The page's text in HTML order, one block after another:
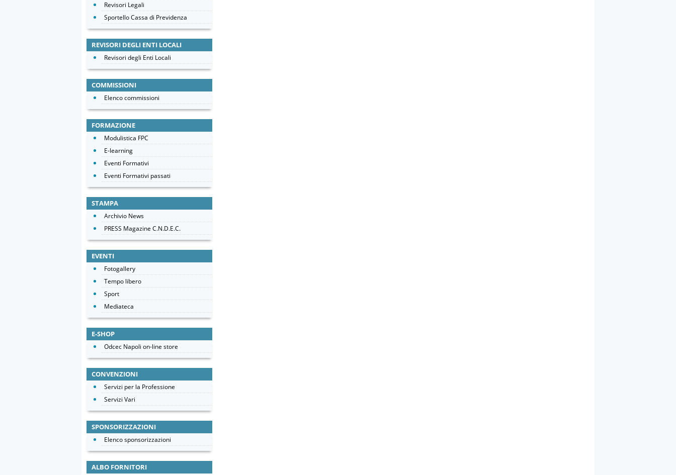
Revisori Legali
Sportello Cassa di Previdenza
REVISORI DEGLI ENTI LOCALI
Revisori degli Enti Locali
COMMISSIONI
Elenco commissioni
FORMAZIONE
Modulistica FPC
E-learning
Eventi Formativi
Eventi Formativi passati
STAMPA
Archivio News
PRESS Magazine C.N.D.E.C.
EVENTI
Fotogallery
Tempo libero
Sport
Mediateca
E-SHOP
Odcec Napoli on-line store
CONVENZIONI
Servizi per la Professione
Servizi Vari
SPONSORIZZAZIONI
Elenco sponsorizzazioni
ALBO FORNITORI